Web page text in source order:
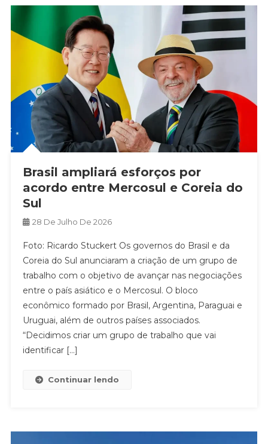
Brasil ampliará esforços por
acordo entre Mercosul e Coreia do
Sul
28 De Julho De 2026
Foto: Ricardo Stuckert Os governos do Brasil e da
Coreia do Sul anunciaram a criação de um grupo de
trabalho com o objetivo de avançar nas negociações
entre o país asiático e o Mercosul. O bloco
econômico formado por Brasil, Argentina, Paraguai e
Uruguai, além de outros países associados.
“Decidimos criar um grupo de trabalho que vai
identificar […]
Continuar lendo